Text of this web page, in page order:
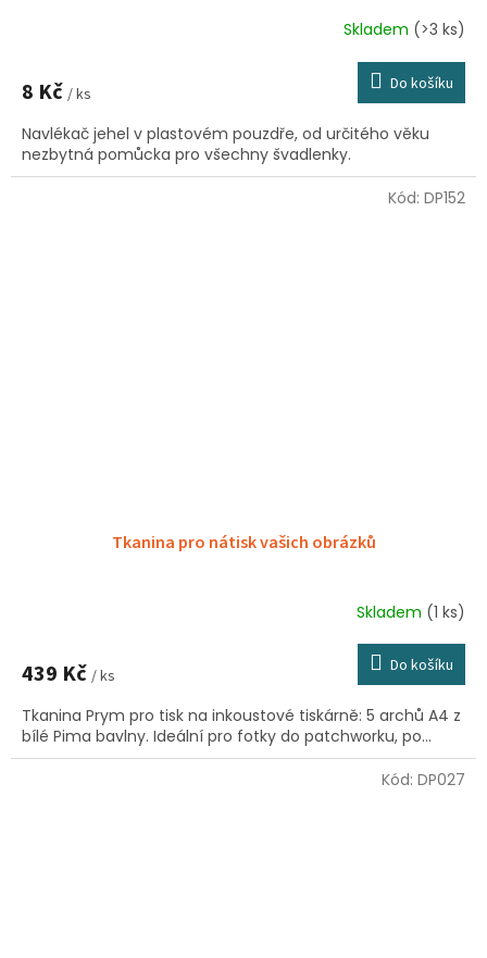
Skladem (>3 ks)
8 Kč / ks Do košíku
Navlékač jehel v plastovém pouzdře, od určitého věku
nezbytná pomůcka pro všechny švadlenky.
Tkanina pro nátisk vašich obrázků
Skladem (1 ks)
439 Kč / ks Do košíku
Tkanina Prym pro tisk na inkoustové tiskárně: 5 archů A4 z
bílé Pima bavlny. Ideální pro fotky do patchworku, po...
Kód: DP152
Kód: DP027